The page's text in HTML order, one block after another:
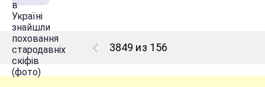
3849 из 156